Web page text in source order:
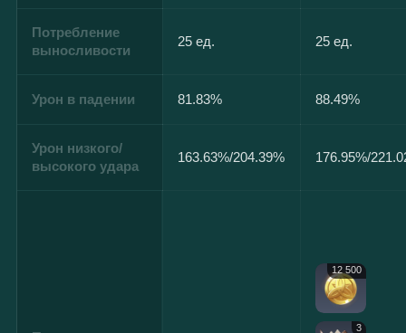
Потребление
выносливости
25 ед. 25 ед.
Урон в падении 81.83% 88.49%
Урон низкого/
высокого удара
163.63%/204.39% 176.95%/
12 500
3